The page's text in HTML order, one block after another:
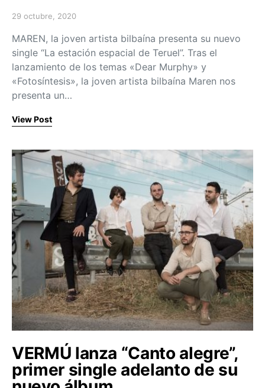
Posted on
29 octubre, 2020
MAREN, la joven artista bilbaína presenta su nuevo
single “La estación espacial de Teruel”. Tras el
lanzamiento de los temas «Dear Murphy» y
«Fotosíntesis», la joven artista bilbaína Maren nos
presenta un…
View Post
VERMÚ lanza “Canto alegre”,
primer single adelanto de su